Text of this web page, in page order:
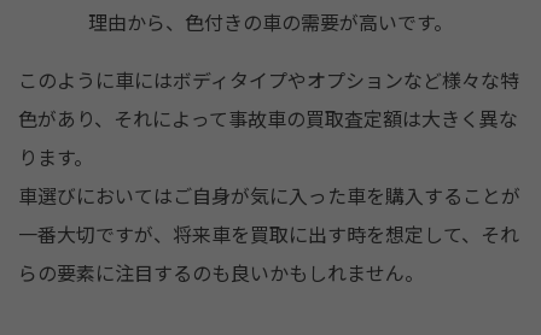
理由から、色付きの車の需要が高いです。
このように車にはボディタイプやオプションなど様々な特
色があり、それによって事故車の買取査定額は大きく異な
ります。
車選びにおいてはご自身が気に入った車を購入することが
一番大切ですが、将来車を買取に出す時を想定して、それ
らの要素に注目するのも良いかもしれません。